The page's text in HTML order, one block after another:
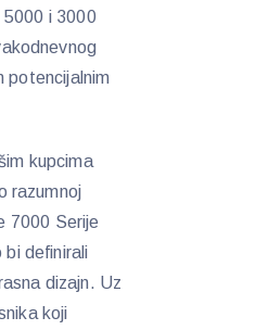
i 3000
potencijalnim
kupcima
razumnoj
7000 Serije
bi definirali
dizajn. Uz
koji